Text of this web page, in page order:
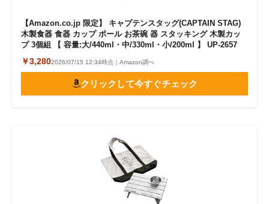
【Amazon.co.jp 限定】 キャプテンスタッグ(CAPTAIN STAG)
木製食器 食器 カップ ボール お茶碗 器 スタッキング 木製カッ
プ 3個組 【 容量:大/440ml・中/330ml・小/200ml 】 UP-2657
￥3,2802026/07/15 12:34時点｜Amazon調べ
クリックして今すぐチェック